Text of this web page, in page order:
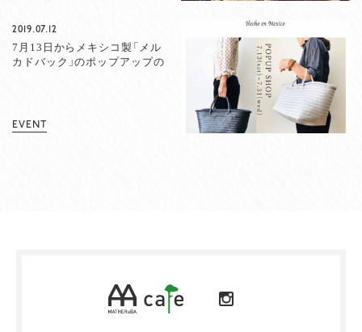
2019.07.12
7月13日からメキシコ製「メル
カドバック」のポップアップの
EVENT